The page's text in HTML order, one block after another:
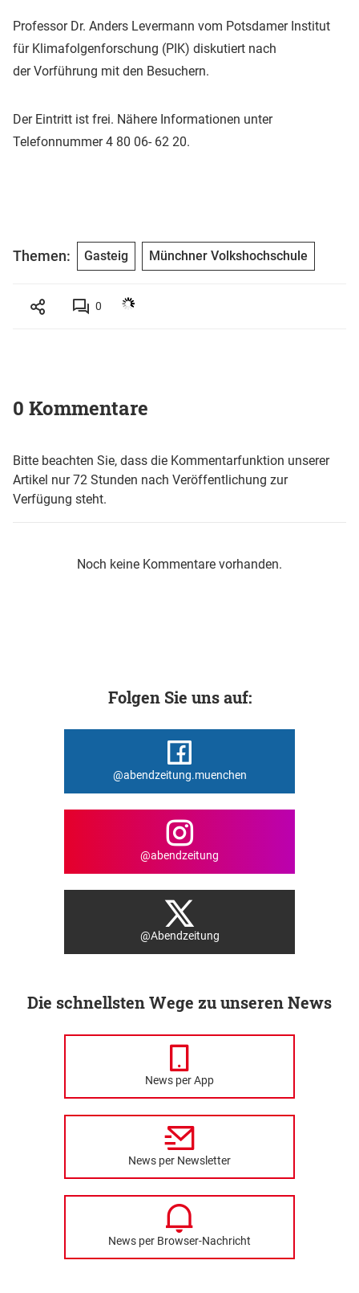
Professor Dr. Anders Levermann vom Potsdamer Institut
für Klimafolgenforschung (PIK) diskutiert nach
der Vorführung mit den Besuchern.
Der Eintritt ist frei. Nähere Informationen unter
Telefonnummer 4 80 06- 62 20.
Themen: Gasteig Münchner Volkshochschule
0
0 Kommentare
Bitte beachten Sie, dass die Kommentarfunktion unserer
Artikel nur 72 Stunden nach Veröffentlichung zur
Verfügung steht.
Noch keine Kommentare vorhanden.
Folgen Sie uns auf:
@abendzeitung.muenchen
@abendzeitung
@Abendzeitung
Die schnellsten Wege zu unseren News
News per App
News per Newsletter
News per Browser-Nachricht